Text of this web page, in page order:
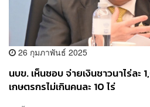
26 กุมภาพันธ์ 2025
นบข. เห็นชอบ จ่ายเงินชาวนาไร่ละ
เกษตรกรไม่เกินคนละ 10 ไร่